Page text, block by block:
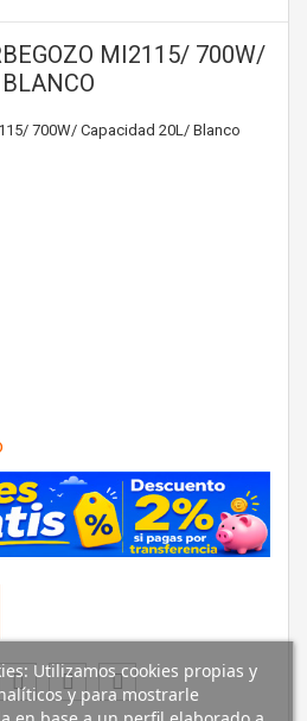
MI2115/ 700W/
700W/ Capacidad 20L/ Blanco
Utilizamos cookies propias y
y para mostrarle